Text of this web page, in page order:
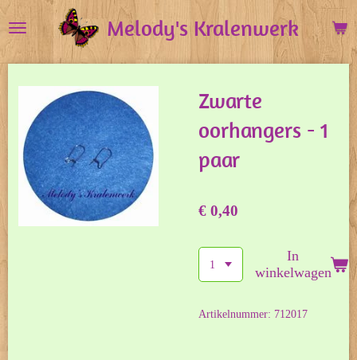
direct
naar
hoofdinhoud
Melody's Kralenwerk
Zwarte
oorhangers - 1
paar
€ 0,40
In
winkelwagen
Artikelnummer: 712017